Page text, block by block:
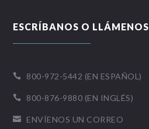
ESCRÍBANOS O LLÁMENOS
 800-972-5442 (EN ESPAÑOL)
 800-876-9880 (EN INGLÉS)
 ENVÍENOS UN CORREO